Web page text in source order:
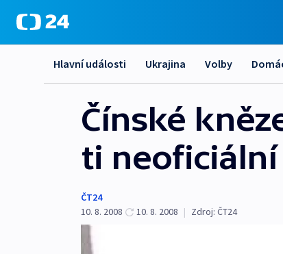
Hlavní události Ukrajina Volby
Čínské
ti neoficiální
ČT24
10. 8. 2008
10. 8. 2008 | Zdroj: ČT24